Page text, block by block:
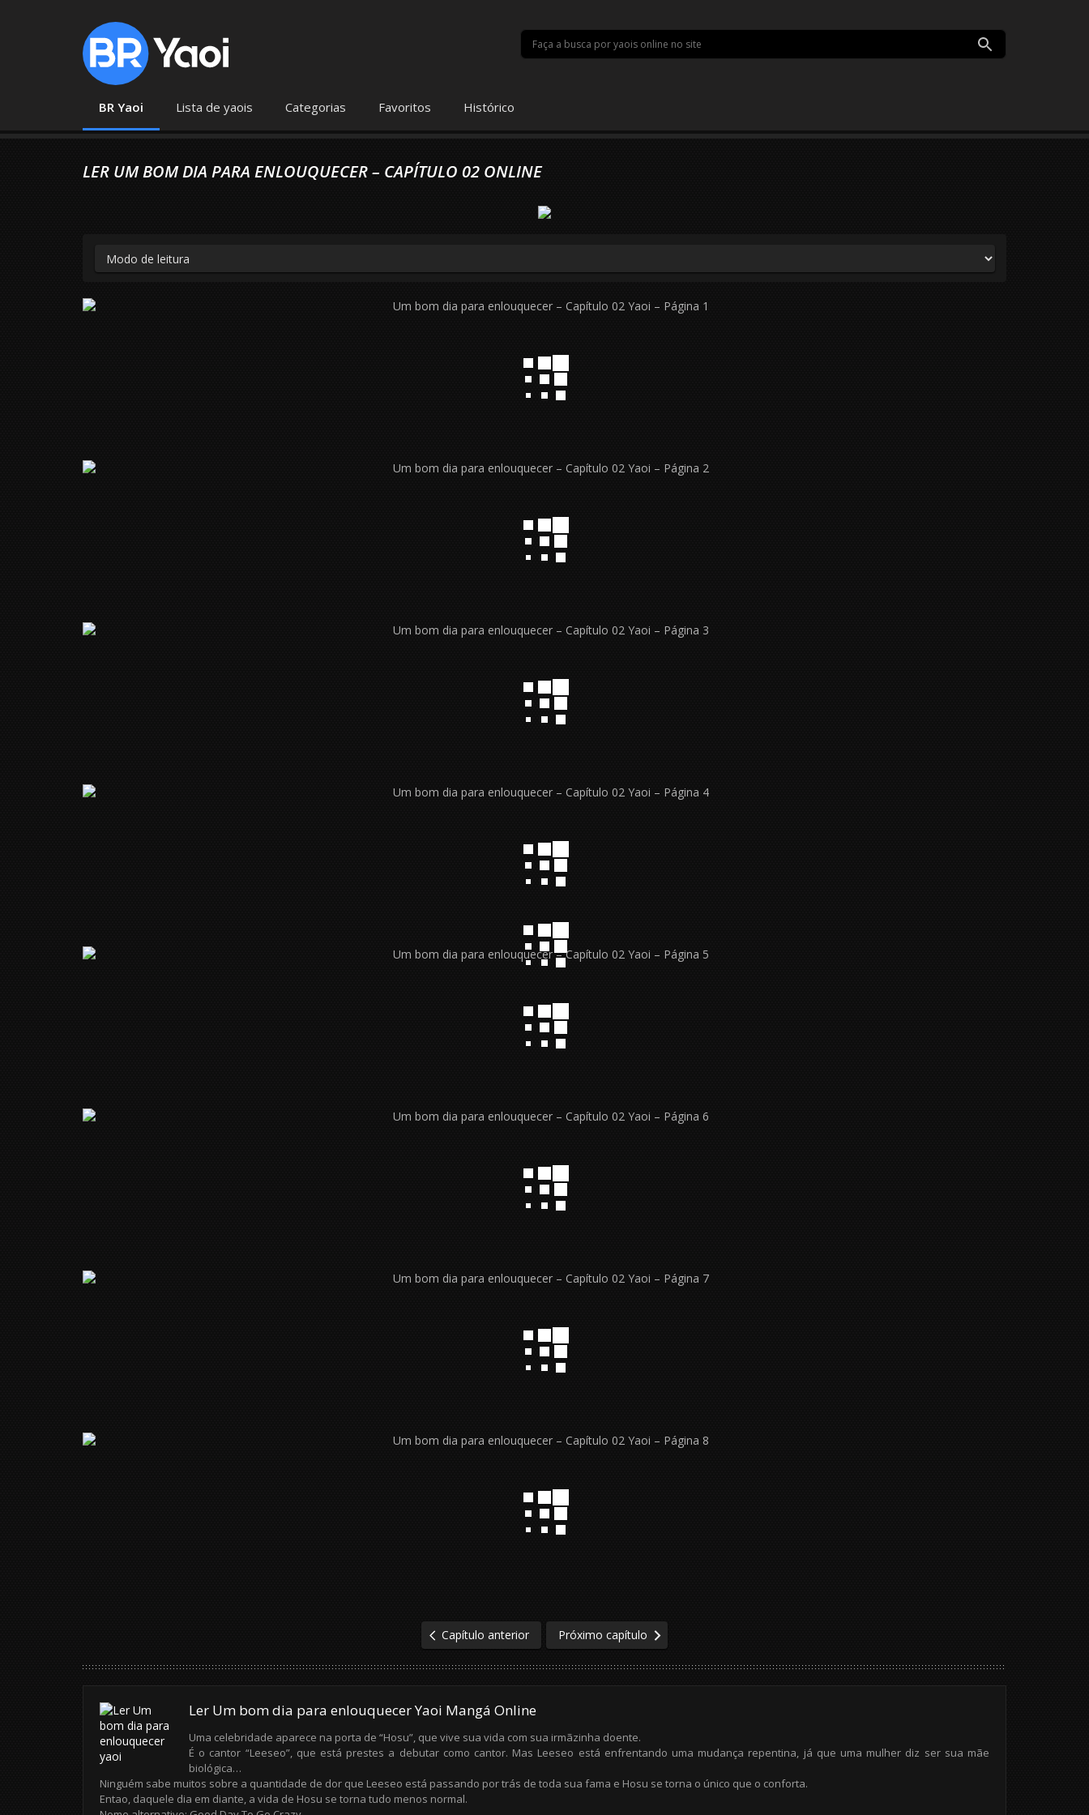
BR Yaoi Lista de yaois Categorias Favoritos Histórico
LER UM BOM DIA PARA ENLOUQUECER – CAPÍTULO 02 ONLINE
Capítulo anterior Próximo capítulo
Ler Um bom dia para enlouquecer Yaoi Mangá Online
Uma celebridade aparece na porta de “Hosu”, que vive sua vida com sua irmãzinha doente.
É o cantor “Leeseo”, que está prestes a debutar como cantor. Mas Leeseo está enfrentando uma mudança repentina, já que uma mulher diz ser sua mãe
biológica…
Ninguém sabe muitos sobre a quantidade de dor que Leeseo está passando por trás de toda sua fama e Hosu se torna o único que o conforta.
Entao, daquele dia em diante, a vida de Hosu se torna tudo menos normal.